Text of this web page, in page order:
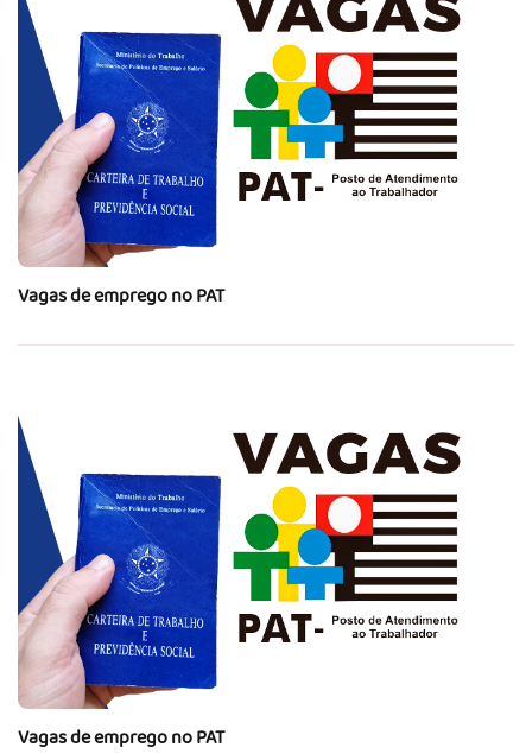
Vagas de emprego no PAT
Vagas de emprego no PAT